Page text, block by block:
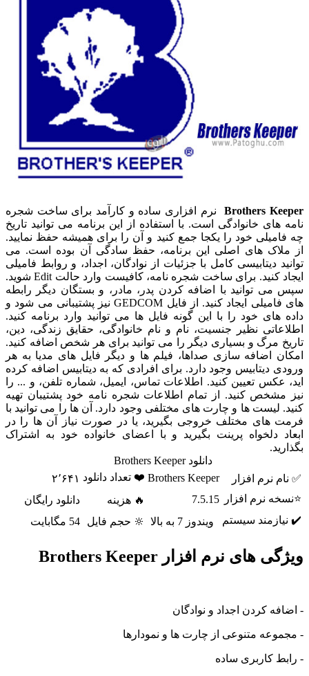
Brothers Keeperنرم افزاری ساده و کارآمد برای ساخت شجره
نامه های خانوادگی است. با استفاده از این برنامه می توانید تاریخ
چه فامیلی خود را یکجا جمع کنید و آن را برای همیشه حفظ نمایید.
از ملاک های اصلی این برنامه، حفظ سادگی آن بوده است. می
توانید دیتابیسی کامل با جزئیات از نوادگان، اجداد، و روابط فامیلی
ایجاد کنید. برای ساخت شجره نامه، کافیست وارد حالت Edit شوید.
سپس می توانید با اضافه کردن پدر، مادر، و بستگان دیگر رابطه
های فامیلی ایجاد کنید. از فایل GEDCOM نیز پشتیبانی می شود و
داده های خود را با این گونه فایل ها می توانید وارد برنامه کنید.
اطلاعاتی نظیر جنسیت، نام و نام خانوادگی، حقایق زندگی، دین،
تاریخ مرگ و بسیاری دیگر را می توانید برای هر شخص اضافه کنید.
امکان اضافه سازی صداها، فیلم ها و دیگر فایل های مدیا به هر
ورودی دیتابیس وجود دارد. برای افرادی که به دیتابیس اضافه کرده
اید، عکس تعیین کنید. اطلاعات تماس، ایمیل، شماره تلفن، و ... را
نیز مشخص کنید. از تمام اطلاعات شجره نامه خود پشتیبان تهیه
کنید. لیست ها و چارت های مختلفی وجود دارد. آن ها را می توانید با
فرمت های مختلف خروجی بگیرید، یا در صورت نیاز آن ها را در
ابعاد دلخواه پرینت بگیرید و با اعضای خانواده خود به اشتراک
بگذارید.
دانلود Brothers Keeper
✅ نام نرم افزار
Brothers Keeper ❤️ تعداد دانلود ۲٬۶۴۱
⭐نسخه نرم افزار
7.5.15 🔥 هزینه
دانلود رایگان
✔️ نیازمند سیستم
ویندوز 7 به بالا 🔆 حجم فایل 54 مگابایت
ویژگی های نرم افزار Brothers Keeper
- اضافه کردن اجداد و نوادگان
- مجموعه متنوعی از چارت ها و نمودارها
- رابط کاربری ساده